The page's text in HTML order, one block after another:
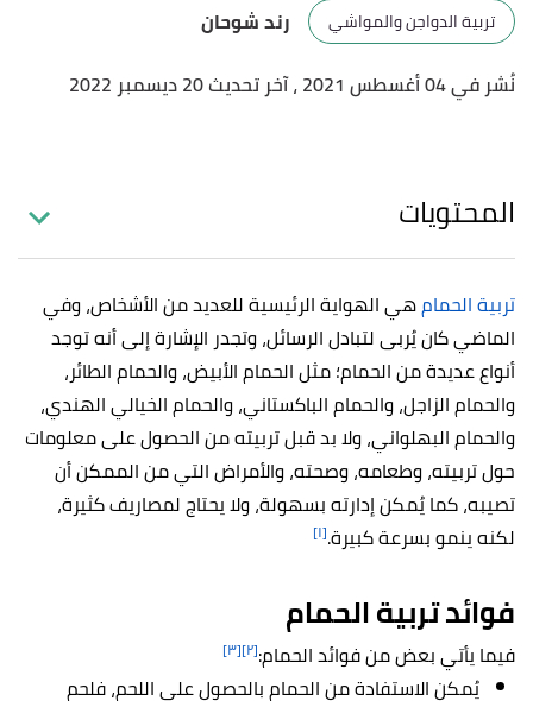
تربية الدواجن والمواشي
رند شوحان
نُشر في 04 أغسطس 2021
، آخر تحديث 20 ديسمبر 2022
المحتويات
تربية الحمامهي الهواية الرئيسية للعديد من الأشخاص، وفي
الماضي كان يُربى لتبادل الرسائل، وتجدر الإشارة إلى أنه توجد
أنواع عديدة من الحمام؛ مثل الحمام الأبيض، والحمام الطائر،
والحمام الزاجل، والحمام الباكستاني، والحمام الخيالي الهندي،
والحمام البهلواني، ولا بد قبل تربيته من الحصول على معلومات
حول تربيته، وطعامه، وصحته، والأمراض التي من الممكن أن
تصيبه، كما يُمكن إدارته بسهولة، ولا يحتاج لمصاريف كثيرة،
لكنه ينمو بسرعة كبيرة.[١]
فوائد تربية الحمام
فيما يأتي بعض من فوائد الحمام:[٢] [٣]
يُمكن الاستفادة من الحمام بالحصول على اللحم، فلحم